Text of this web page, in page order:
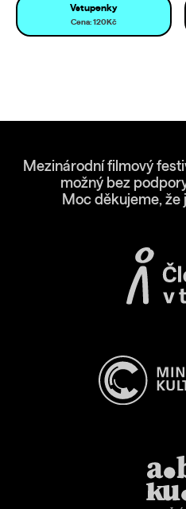
Vstupenky
Cena: 120Kč
Mezinárodní filmový
možný bez
Moc děkujeme, že